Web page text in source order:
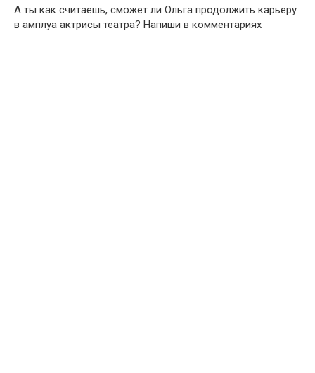
А ты как считаешь, сможет ли Ольга продолжить карьеру
в амплуа актрисы театра? Напиши в комментариях